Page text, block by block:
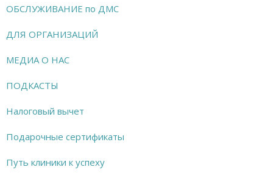
ОБСЛУЖИВАНИЕ по ДМС
ДЛЯ ОРГАНИЗАЦИЙ
МЕДИА О НАС
ПОДКАСТЫ
Налоговый вычет
Подарочные сертификаты
Путь клиники к успеху